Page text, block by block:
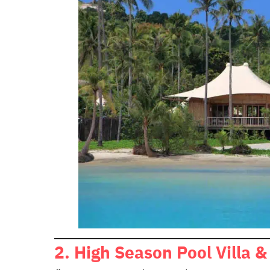
2. High Season Pool Villa